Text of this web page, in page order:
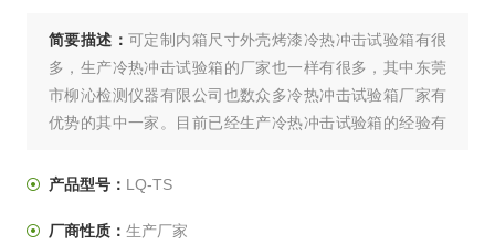
简要描述：可定制内箱尺寸外壳烤漆冷热冲击试验箱有很
多，生产冷热冲击试验箱的厂家也一样有很多，其中东莞
市柳沁检测仪器有限公司也数众多冷热冲击试验箱厂家有
优势的其中一家。目前已经生产冷热冲击试验箱的经验有
冷热冲击试验箱厂家柳沁科技所有试验设备严格按照设备
量，中国化的价格。柳沁拥有一个从境试验设备研发的科
产品型号： LQ-TS
厂商性质： 生产厂家